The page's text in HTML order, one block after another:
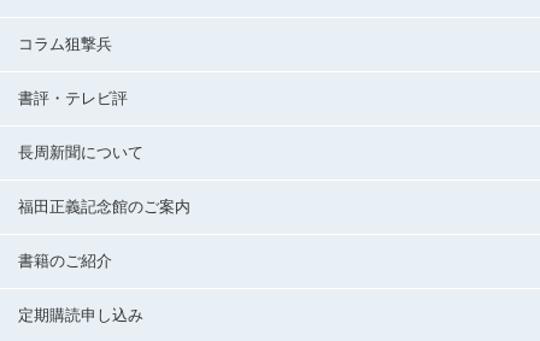
コラム狙撃兵
書評・テレビ評
長周新聞について
福田正義記念館のご案内
書籍のご紹介
定期購読申し込み